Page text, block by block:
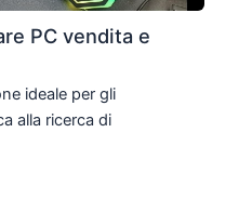
PC vendita e
ideale per gli
alla ricerca di